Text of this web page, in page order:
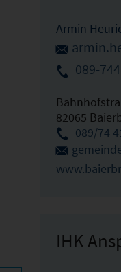
Armin
089-
82065
089/74
IHK